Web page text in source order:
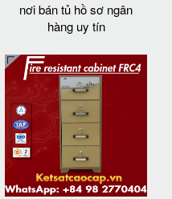
nơi bán tủ hồ sơ ngân
hàng uy tín